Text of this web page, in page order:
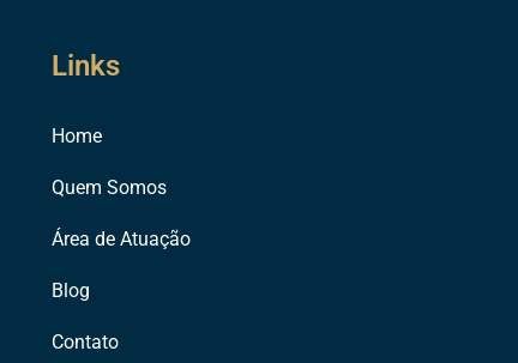
Links
Home
Quem Somos
Área de Atuação
Blog
Contato